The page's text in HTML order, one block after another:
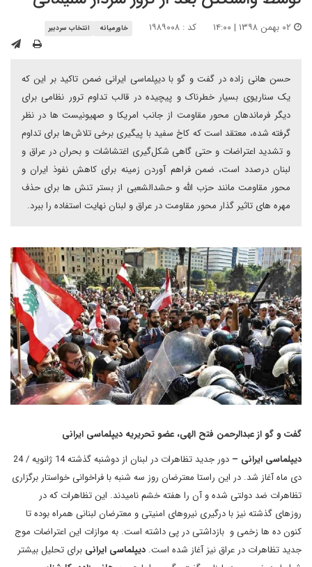
کد : ۱۹۸۹۰۰۸ خاورمیانه انتخاب سردبیر
حسن هانی زاده در گفت و گو با دیپلماسی ایرانی ضمن تاکید بر این که
یک سناریوی بسیار خطرناک و پیچیده در قالب تداوم ترور نظامی برای
دیگر فرماندهان محور مقاومت از جانب امریکا و صهیونیست ها در نظر
گرفته شده، معتقد است که کاخ سفید با پیگیری برخی تلاش‌ها برای تداوم
و تشدید اعتراضات و حتی گاهی شکل‌گیری اغتشاشات و بحران در عراق و
لبنان درصدد است، ضمن فراهم آوردن زمینه برای کاهش نفوذ ایران و
محور مقاومت مانند حزب الله و حشدالشعبی از بستر تنش ها برای حذف
مهره های تاثیر گذار محور مقاومت در عراق و لبنان نهایت استفاده را ببرد.
گفت و گو از عبدالرحمن فتح الهی، عضو تحریریه دیپلماسی ایرانی
دیپلماسی ایرانی –
دور جدید تظاهرات در لبنان از دوشنبه گذشته 14 ژانویه / 24
دی ماه آغاز شد. در این راستا معترضان روز سه شنبه با فراخوانی خواستار برگزاری
تظاهرات ضد دولتی شده و آن را هفته خشم نامیدند. این تظاهرات که در
روزهای گذشته نیز با درگیری نیروهای امنیتی و معترضان لبنانی همراه بوده تا
کنون ده ها زخمی و بازداشتی در پی داشته است. به موازات این اعتراضات موج
جدید تظاهرات در عراق نیز آغاز شده است. دیپلماسی ایرانی برای تحلیل بیشتر